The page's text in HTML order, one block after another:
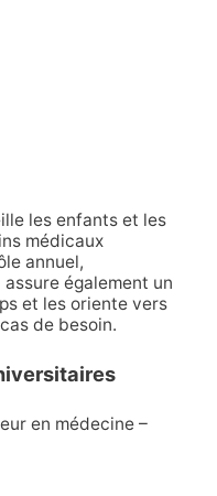
les enfants et les
médicaux
annuel,
également un
et les oriente vers
de besoin.
en médecine –